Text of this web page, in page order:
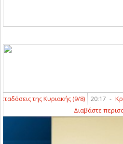
της Κυριακής (9/8) 20:17 -
Διαβάστε